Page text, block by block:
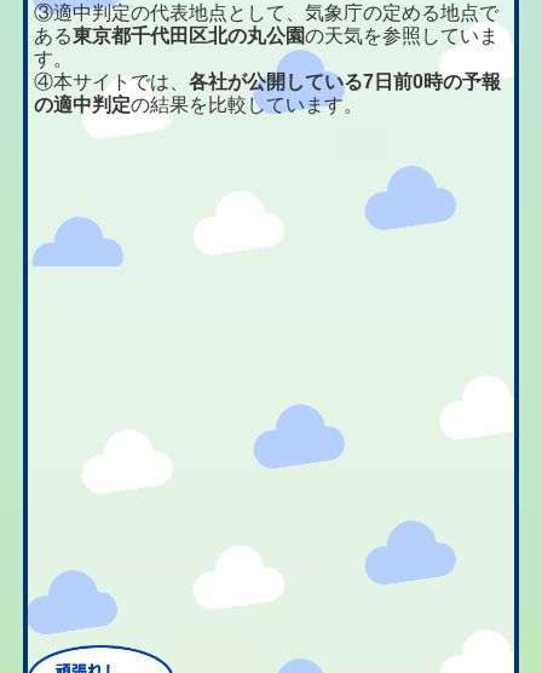
③適中判定の代表地点として、気象庁の定める地点で
ある東京都千代田区北の丸公園の天気を参照していま
す。
④本サイトでは、各社が公開している7日前0時の予報
の適中判定の結果を比較しています。